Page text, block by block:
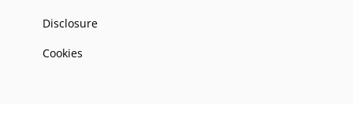
Disclosure
Cookies